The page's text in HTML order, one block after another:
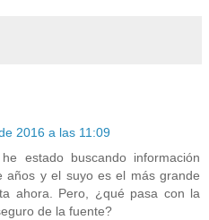
2016 a las 11:09
estado buscando información
años y el suyo es el más grande
ahora. Pero, ¿qué pasa con la
de la fuente?